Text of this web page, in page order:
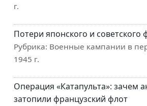
г.
Потери японского и советского
Рубрика: Военные кампании в
1945 г.
Операция «Катапульта»: зачем
затопили французский флот